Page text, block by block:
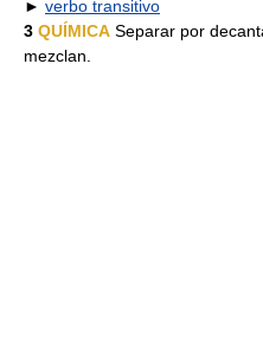
► verbo transitivo
3 QUÍMICA Separar por
mezclan.